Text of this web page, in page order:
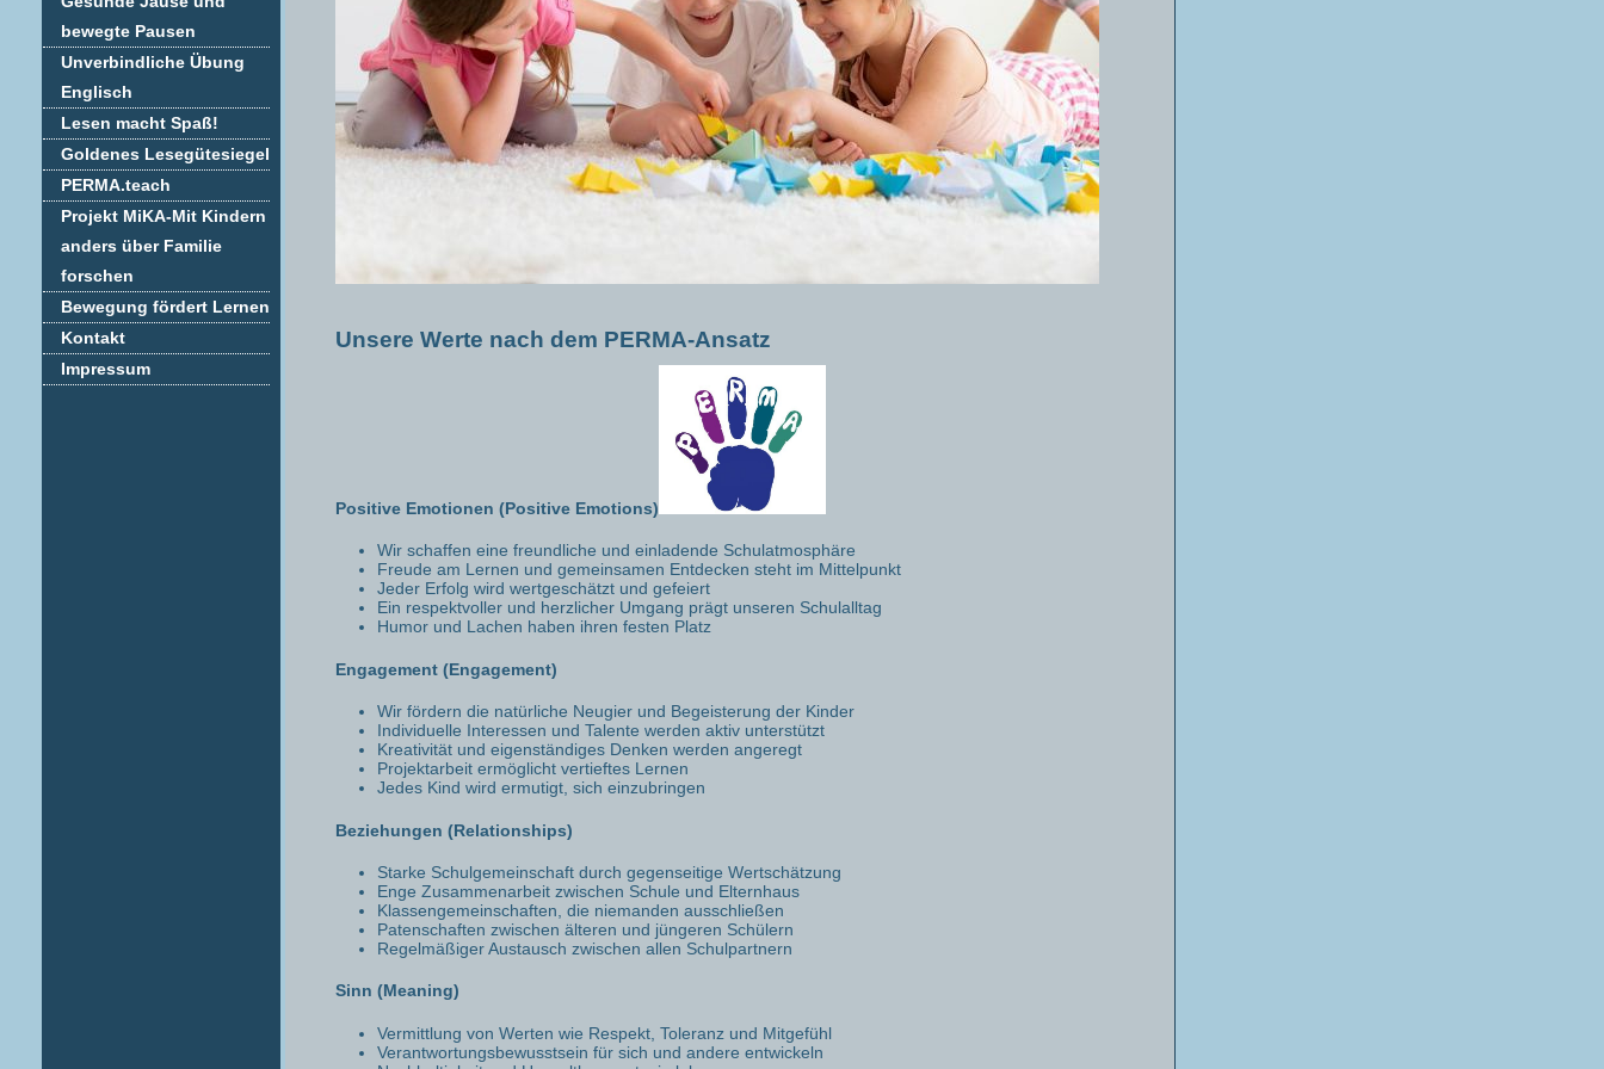
bewegte Pausen
Unverbindliche Übung
Englisch
Lesen macht Spaß!
Goldenes Lesegütesiegel
PERMA.teach
Projekt MiKA-Mit Kindern
anders über Familie
forschen
Bewegung fördert Lernen
Kontakt
Impressum
Unsere Werte nach dem PERMA-Ansatz
Positive Emotionen (Positive Emotions)
Wir schaffen eine freundliche und einladende Schulatmosphäre
Freude am Lernen und gemeinsamen Entdecken steht im Mittelpunkt
Jeder Erfolg wird wertgeschätzt und gefeiert
Ein respektvoller und herzlicher Umgang prägt unseren Schulalltag
Humor und Lachen haben ihren festen Platz
Engagement (Engagement)
Wir fördern die natürliche Neugier und Begeisterung der Kinder
Individuelle Interessen und Talente werden aktiv unterstützt
Kreativität und eigenständiges Denken werden angeregt
Projektarbeit ermöglicht vertieftes Lernen
Jedes Kind wird ermutigt, sich einzubringen
Beziehungen (Relationships)
Starke Schulgemeinschaft durch gegenseitige Wertschätzung
Enge Zusammenarbeit zwischen Schule und Elternhaus
Klassengemeinschaften, die niemanden ausschließen
Patenschaften zwischen älteren und jüngeren Schülern
Regelmäßiger Austausch zwischen allen Schulpartnern
Sinn (Meaning)
Vermittlung von Werten wie Respekt, Toleranz und Mitgefühl
Verantwortungsbewusstsein für sich und andere entwickeln